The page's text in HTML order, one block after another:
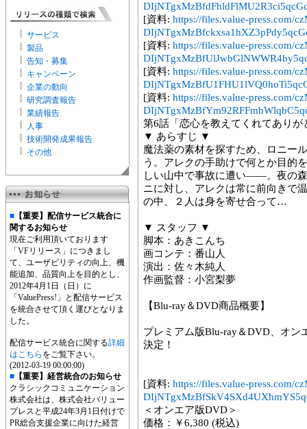
サービス
製品
告知・募集
キャンペーン
企業の動向
研究調査報告
業績報告
人事
技術開発成果報告
その他
■ 【重要】配信サービス統合に
関するお知らせ
現在ご利用頂いております
「VFリリース」につきまし
て、ユーザビリティの向上、機
能追加、品質向上を目的とし、
2012年4月1日（日）に
「ValuePress!」と配信サービス
を統合させて頂く運びとなりま
した。
配信サービス統合に関する詳細
はこちら をご覧下さい。
(2012-03-19 00:00:00)
■ 【重要】経営統合のお知らせ
クラシックコミュニケーション
株式会社は、株式会社バリュー
プレスと平成24年3月1日付けで
PR総合支援企業に向けた経営
[資料: https://files.value-press.com/
[資料: https://files.value-press.com/
[資料: https://files.value-press.com/
[資料: https://files.value-press.com/
第6話「恋心を教えてくれてありが
▼ あらすじ ▼
魔法薬の素材を探すため、ロニー
う。アレクの手助けで何とか目的
しい山中で事故に遭い――。夜の
ニに対し、アレクは常に前向きで
の中、２人は身を寄せ合って…
▼ スタッフ ▼
脚本：あきこんち
画コンテ：番山人
演出：佐々木純人
作画監督：小宮梨夢
【Blu-ray＆DVD商品概要】
プレミアム版Blu-ray＆DVD、オン
決定！
[資料: https://files.value-press.com/
＜オンエア版DVD＞
価格：￥6,380 (税込)